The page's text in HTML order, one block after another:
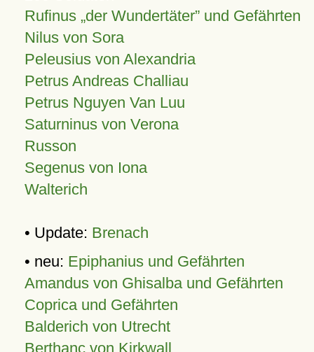
Rufinus „der Wundertäter” und Gefährten
Nilus von Sora
Peleusius von Alexandria
Petrus Andreas Challiau
Petrus Nguyen Van Luu
Saturninus von Verona
Russon
Segenus von Iona
Walterich
• Update: Brenach
• neu: Epiphanius und Gefährten
Amandus von Ghisalba und Gefährten
Coprica und Gefährten
Balderich von Utrecht
Berthanc von Kirkwall